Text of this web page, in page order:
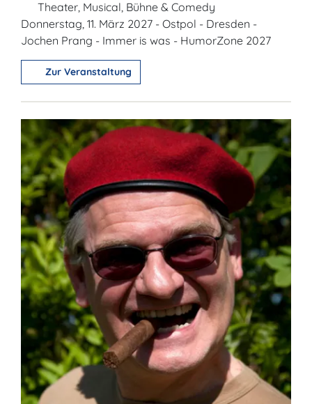
Theater, Musical, Bühne & Comedy
Donnerstag, 11. März 2027 - Ostpol - Dresden -
Jochen Prang - Immer is was - HumorZone 2027
Zur Veranstaltung